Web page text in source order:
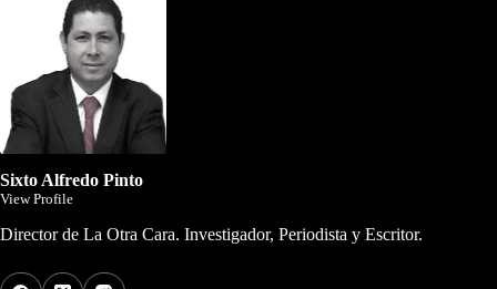
Sixto Alfredo Pinto
View Profile
Director de La Otra Cara. Investigador, Periodista y Escritor.